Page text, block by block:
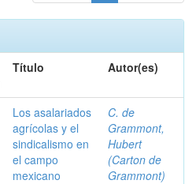
Título Autor(es)
Los asalariados
agrícolas y el
sindicalismo en
el campo
mexicano
C. de
Grammont,
Hubert
(Carton de
Grammont)